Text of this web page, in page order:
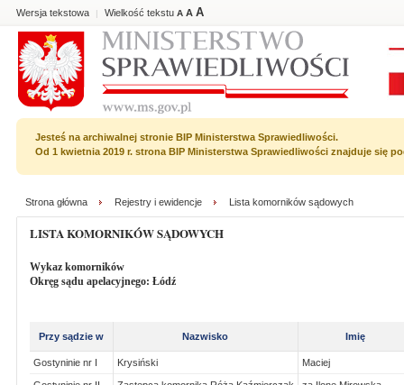
Wersja tekstowa | Wielkość tekstu A A A
Jesteś na archiwalnej stronie BIP Ministerstwa Sprawiedliwości.
Od 1 kwietnia 2019 r. strona BIP Ministerstwa Sprawiedliwości znajduje się
Strona główna Rejestry i ewidencje Lista komorników sądowych
LISTA KOMORNIKÓW SĄDOWYCH
Wykaz komorników
Okręg sądu apelacyjnego: Łódź
Przy sądzie w Nazwisko Imię
Gostyninie nr I Krysiński Maciej